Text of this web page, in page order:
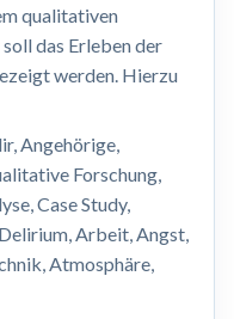
qualitativen
das Erleben der
werden. Hierzu
Angehörige,
Forschung,
Case Study,
Arbeit, Angst,
Atmosphäre,